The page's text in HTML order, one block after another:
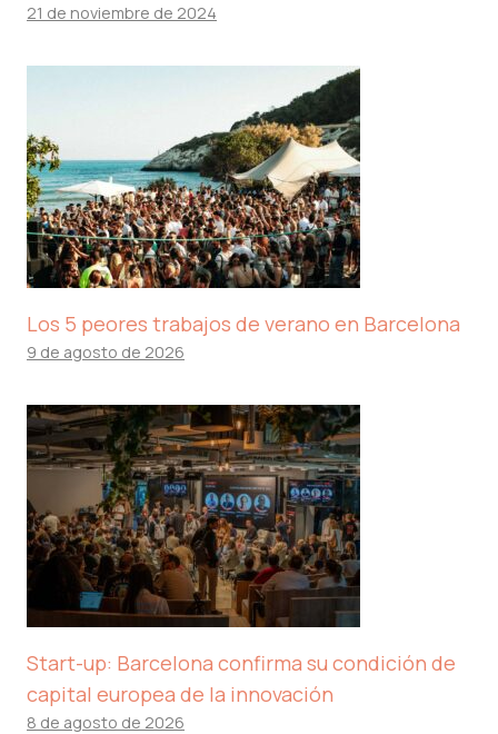
21 de noviembre de 2024
Los 5 peores trabajos de verano en Barcelona
9 de agosto de 2026
Start-up: Barcelona confirma su condición de
capital europea de la innovación
8 de agosto de 2026